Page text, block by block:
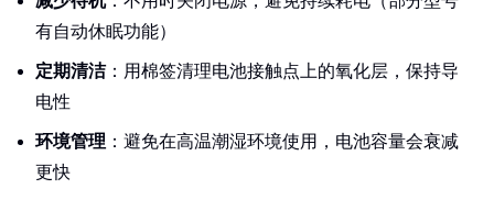
有自动休眠功能）
定期清洁：用棉签清理电池接触点上的氧化层，保持导
电性
环境管理 ：避免在高温潮湿环境使用，电池容量会衰减
更快